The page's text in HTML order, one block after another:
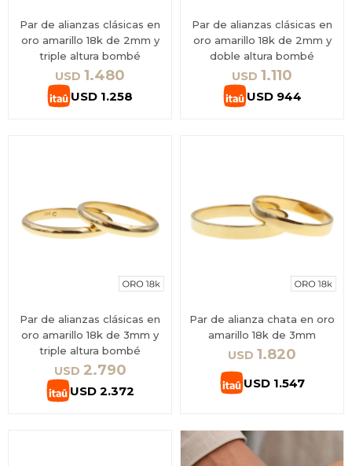
Par de alianzas clásicas en
oro amarillo 18k de 2mm y
triple altura bombé
USD 1.480
USD 1.258
Par de alianzas clásicas en
oro amarillo 18k de 2mm y
doble altura bombé
USD 1.110
USD 944
Par de alianzas clásicas en
oro amarillo 18k de 3mm y
triple altura bombé
USD 2.790
USD 2.372
Par de alianza chata en oro
amarillo 18k de 3mm
USD 1.820
USD 1.547